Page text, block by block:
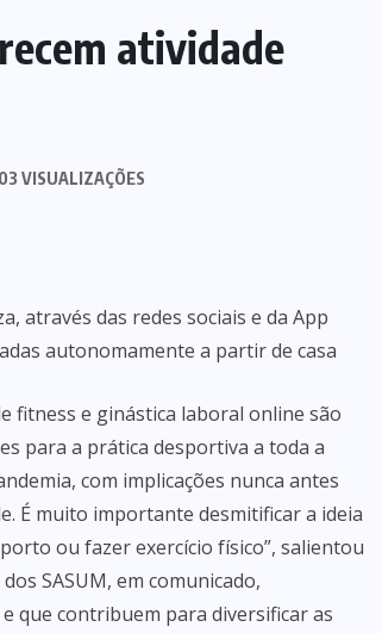
atividade
VISUALIZAÇÕES
através das redes sociais e da App
autonomamente a partir de casa
fitness e ginástica laboral online são
para a prática desportiva a toda a
com implicações nunca antes
É muito importante desmitificar a ideia
ou fazer exercício físico”, salientou
SASUM, em comunicado,
que contribuem para diversificar as